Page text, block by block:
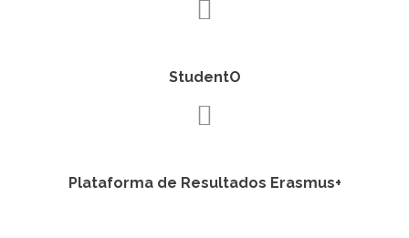
StudentO
Plataforma de Resultados Erasmus+